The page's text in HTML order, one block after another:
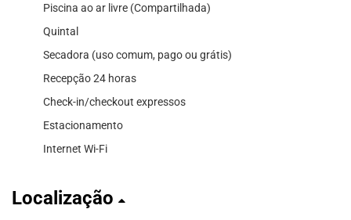
Piscina ao ar livre (Compartilhada)
Quintal
Secadora (uso comum, pago ou grátis)
Recepção 24 horas
Check-in/checkout expressos
Estacionamento
Internet Wi-Fi
Localização